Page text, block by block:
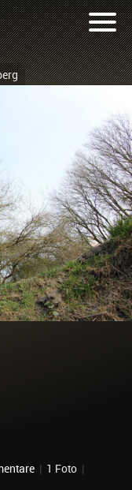
| 1 Foto |